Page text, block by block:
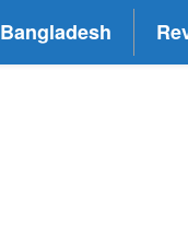
Bangladesh